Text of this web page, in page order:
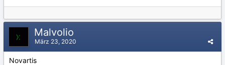
Malvolio
März 23, 2020
Novartis